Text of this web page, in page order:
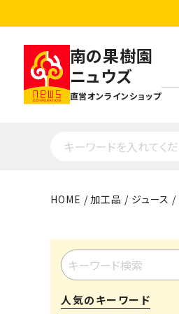
南の果樹園
ニュウズ
直営オンラインショップ
HOME 加工品 ジュース
人気のキーワード